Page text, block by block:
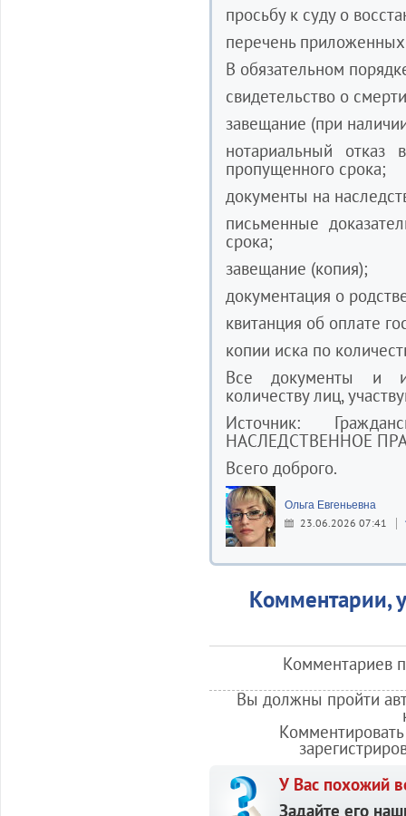
просьбу к суду о
перечень
В обязательном
свидетельство о
завещание (при
нотариальный отказ
пропущенного срока;
документы на
письменные
срока;
завещание (копия);
документация о
квитанция об оплате
копии иска по
Все документы и
количеству лиц,
Источник:
НАСЛЕДСТВЕННОЕ
Всего доброго.
Ольга Евгеньевна
23.06.2026 07:41
Комментарии,
Комментариев
Вы должны пройти
У Вас похожий
Задайте его